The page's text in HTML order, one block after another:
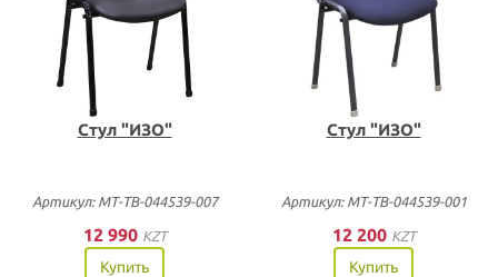
Стул "ИЗО"
Артикул: МТ-ТВ-044539-007
12 990 KZT
Купить
Стул "ИЗО"
Артикул: МТ-ТВ-044539-001
12 200 KZT
Купить